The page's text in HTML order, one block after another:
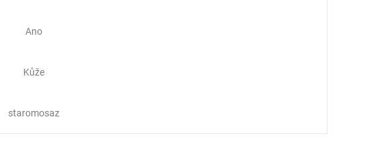
Ano
Kůže
staromosaz